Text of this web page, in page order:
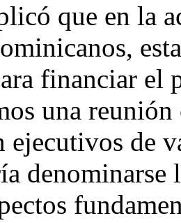
que en la
financiar el
una
ejecutivos de
denominarse